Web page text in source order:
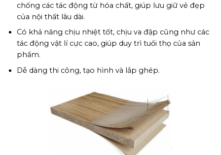
chống các tác động từ hóa chất, giúp lưu giữ vẻ đẹp
của nội thất lâu dài.
Có khả năng chịu nhiệt tốt, chịu va đập cũng như các
tác động vật lí cực cao, giúp duy trì tuổi thọ của sản
phẩm.
Dễ dàng thi công, tạo hình và lắp ghép.